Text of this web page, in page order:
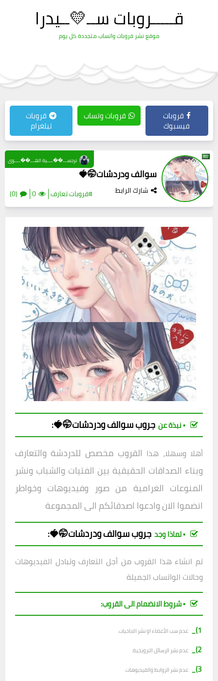
قـــــروبات ســ💛ــيدرا
موقع نشر قروبات واتساب متجددة كل يوم
قروبات
فيسبوك
قروبات وتساب قروبات
تيلغرام
سوالف ودردشات🤭🍓
شارك الرابط #قروبات تعارف 0
(0)
نرجســـ��ــــية الهـــ��ــــوى
▪︎ نبذة عن جروبسوالف ودردشات🤭🍓:
أهلا وسهلا، هذا القروب مخصص للدردشة والتعارف
وبناء الصداقات الحقيقية بين الفتيات والشباب ونشر
المنوعات الغرامية من صور وفيديوهات وخواطر
انضموا الان وادعوا اصدقائكم الى المجموعة
▪︎ لماذا وجد جروبسوالف ودردشات🤭🍓:
تم انشاء هذا القروب من أجل التعارف وتبادل الفيديوهات
وحالات الواتساب الجميلة
▪︎ شروط الانضمام الى القروب:
1)_
عدم سب الأعضاء او نشر الاباحيات.
2)_ عدم نشر الرسائل الترويجية.
3)_ عدم نشر الروابط والفيديوهات.